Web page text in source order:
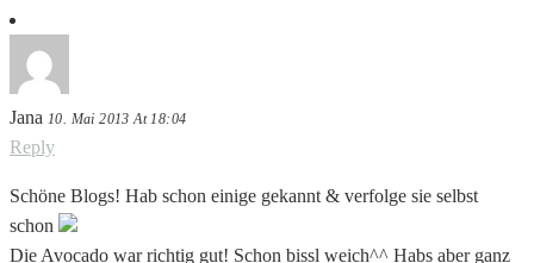
Jana 10. Mai 2013 At 18:04
Reply
Schöne Blogs! Hab schon einige gekannt & verfolge sie selbst
schon
Die Avocado war richtig gut! Schon bissl weich^^ Habs aber ganz